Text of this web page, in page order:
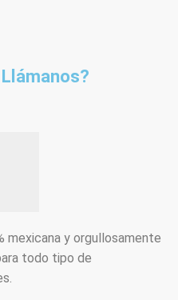
mexicana y orgullosamente
todo tipo de